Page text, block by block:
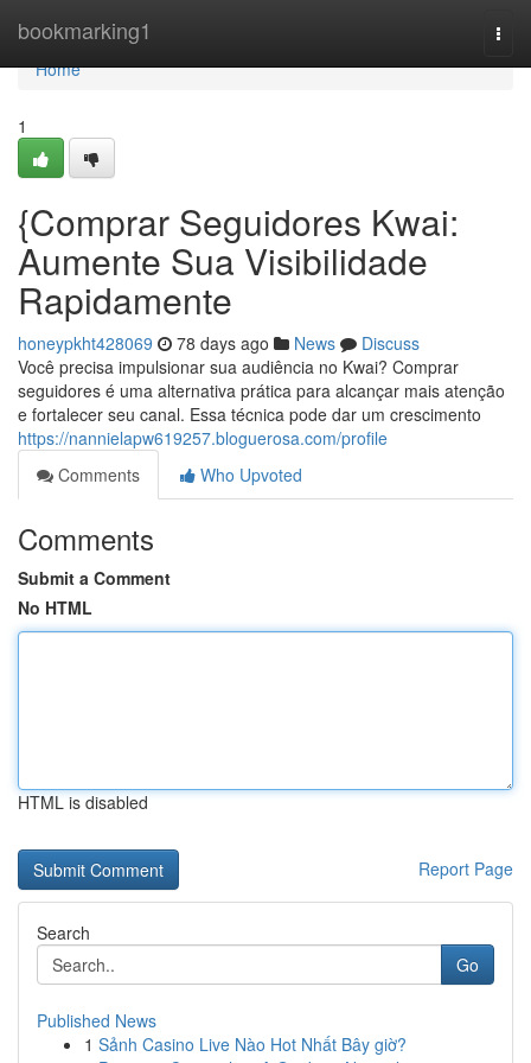
bookmarking1
Home
Home
1
{Comprar Seguidores Kwai:
Aumente Sua Visibilidade
Rapidamente
honeypkht428069 78 days ago News
Discuss
Você precisa impulsionar sua audiência no Kwai? Comprar
seguidores é uma alternativa prática para alcançar mais atenção
e fortalecer seu canal. Essa técnica pode dar um crescimento
https://nannielapw619257.bloguerosa.com/profile
Comments
Who Upvoted
Comments
Submit a Comment
No HTML
HTML is disabled
Report Page
Search
Go
Published News
1 Sảnh Casino Live Nào Hot Nhất Bây giờ?